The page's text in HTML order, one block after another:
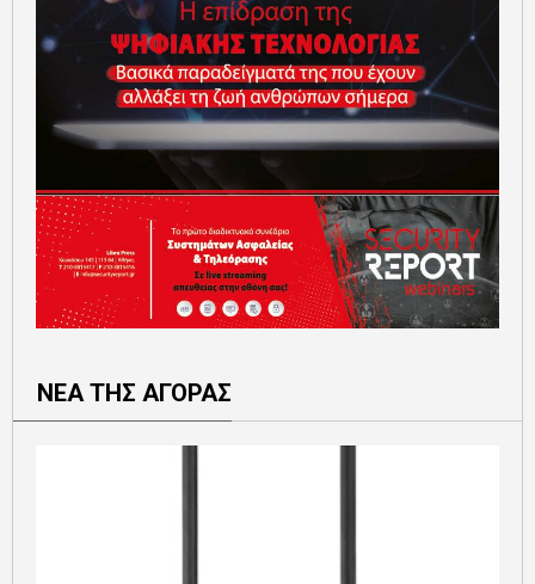
ΝΕΑ ΤΗΣ ΑΓΟΡΑΣ